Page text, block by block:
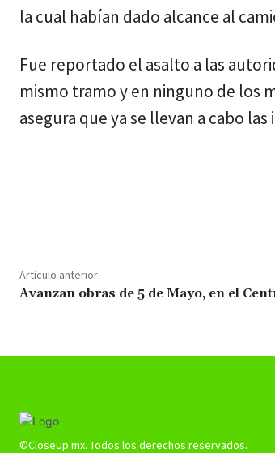
la cual habían dado alcance al
Fue reportado el asalto a las
mismo tramo y en ninguno de los
asegura que ya se llevan a cabo
Artículo anterior
Avanzan obras de 5 de Mayo, en el
©CloseUp.mx. Todos los derechos reservados.